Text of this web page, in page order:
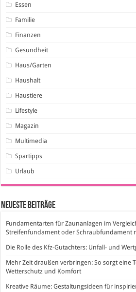
Essen
Familie
Finanzen
Gesundheit
Haus/Garten
Haushalt
Haustiere
Lifestyle
Magazin
Multimedia
Spartipps
Urlaub
Neueste Beiträge
Fundamentarten für Zaunanlagen im
Streifenfundament oder Schraubfundament
Die Rolle des Kfz-Gutachters: Unfall- und
Mehr Zeit draußen verbringen: So sorgt eine
Wetterschutz und Komfort
Kreative Räume: Gestaltungsideen für